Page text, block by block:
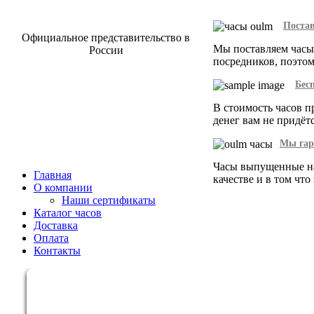
Официальное представительство в
России
Мы поставляем
посредников,
В стоимость часов
денег вам не
Мы
Часы выпущенные
качестве и в том
Главная
О компании
Наши сертификаты
Каталог часов
Доставка
Оплата
Контакты